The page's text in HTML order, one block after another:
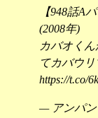
【948話A
(2008年)
カバオく
てカバウ
https://t.co/
— アンパン